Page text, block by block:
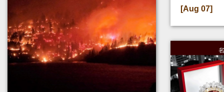
[Aug 07]